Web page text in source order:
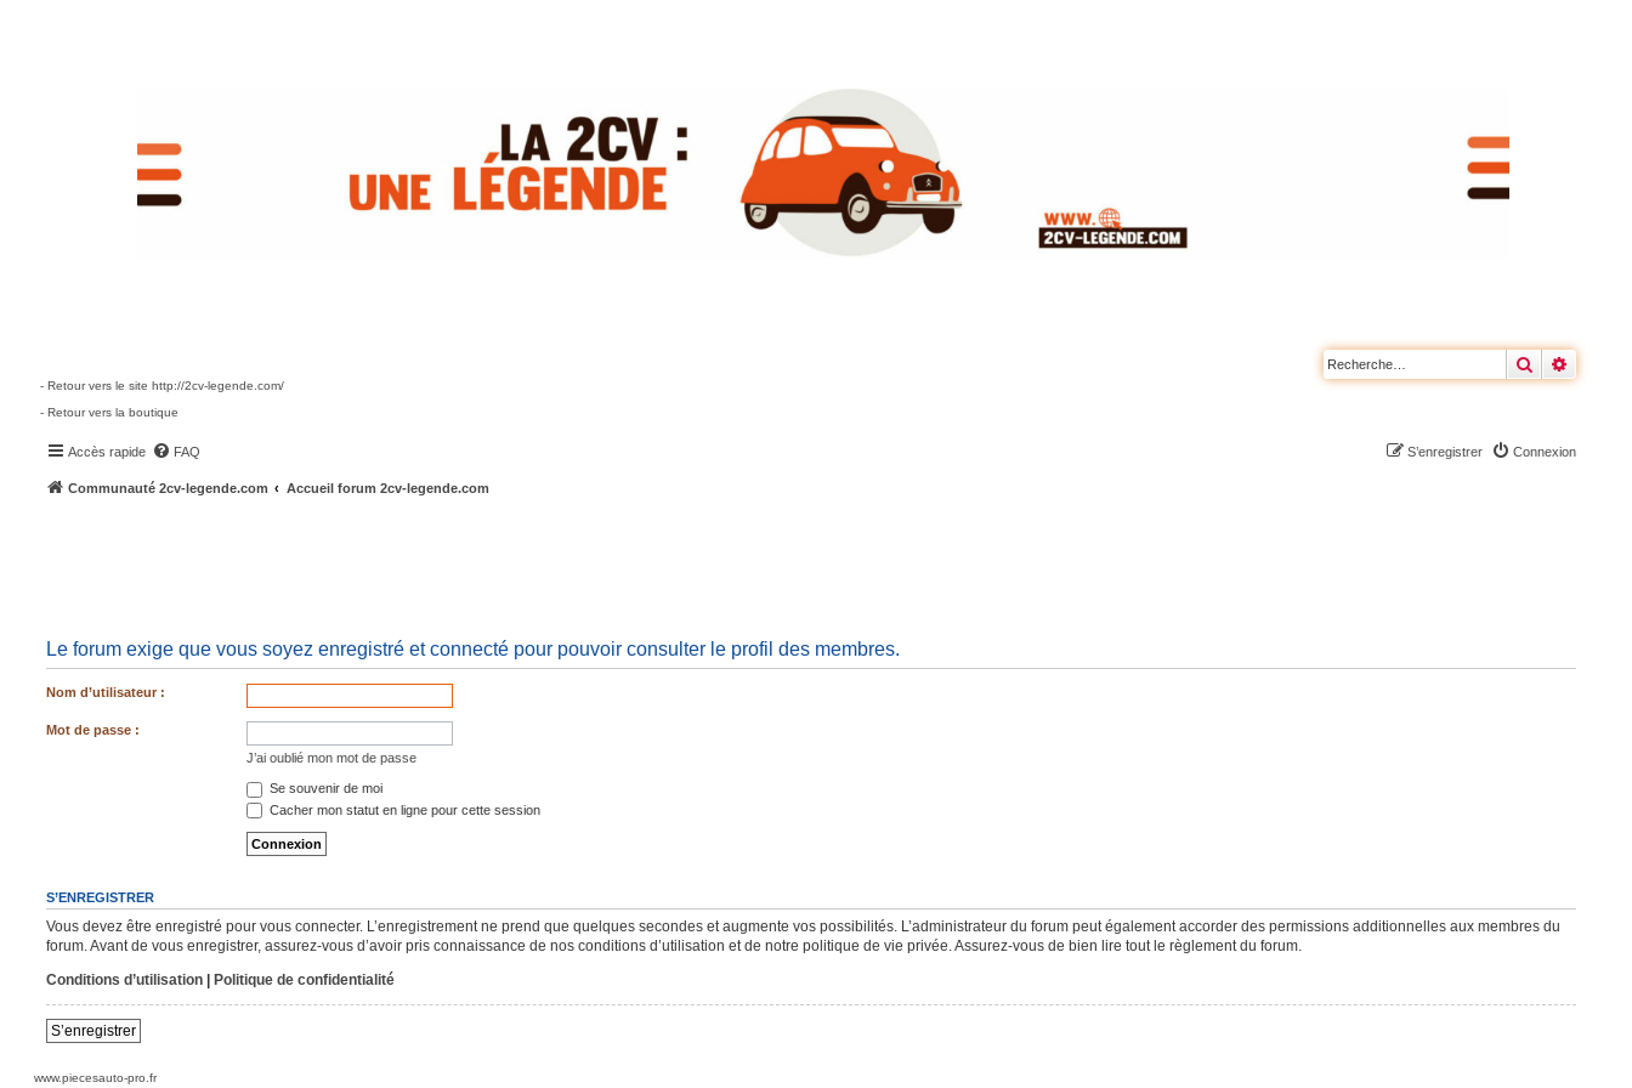
Rechercher
- Retour vers le site http://2cv-legende.com/
- Retour vers la boutique
Accès rapide FAQ Connexion
S’enregistrer
Communauté 2cv-legende.com Accueil forum 2cv-legende.com
Le forum exige que vous soyez enregistré et connecté pour pouvoir consulter le profil des membres.
Nom d’utilisateur :
Mot de passe :
J’ai oublié mon mot de passe
Se souvenir de moi
Cacher mon statut en ligne pour cette session
S’ENREGISTRER
Vous devez être enregistré pour vous connecter. L’enregistrement ne prend que quelques secondes et augmente vos possibilités. L’administrateur du forum peut également accorder des permissions additionnelles aux membres du
forum. Avant de vous enregistrer, assurez-vous d’avoir pris connaissance de nos conditions d’utilisation et de notre politique de vie privée. Assurez-vous de bien lire tout le règlement du forum.
Conditions d’utilisation| Politique de confidentialité
S’enregistrer
www.piecesauto-pro.fr